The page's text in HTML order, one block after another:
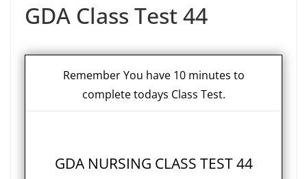
GDA Class Test 44
Remember You have 10 minutes to
complete todays Class Test.
GDA NURSING CLASS TEST 44